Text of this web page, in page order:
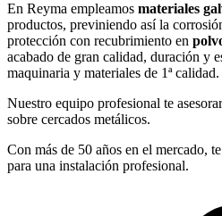
En Reyma empleamos materiales
productos, previniendo así la
protección con recubrimiento en
acabado de gran calidad, duración y
maquinaria y materiales de 1ª calidad.
Nuestro equipo profesional te
sobre cercados metálicos.
Con más de 50 años en el mercado,
para una instalación profesional.